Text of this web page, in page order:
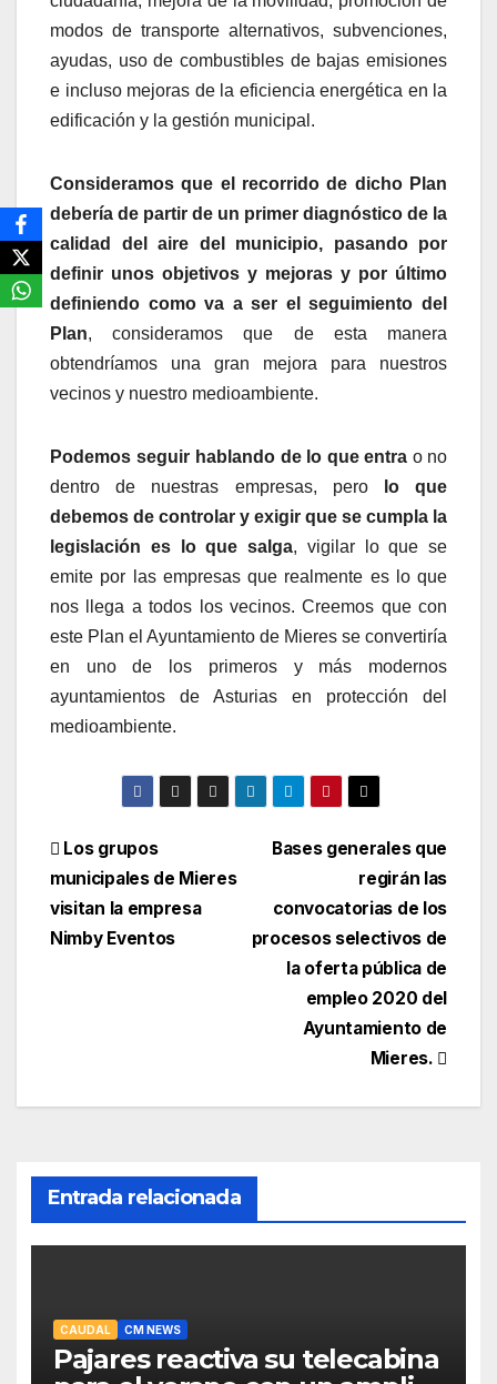
modos de transporte alternativos, subvenciones,
ayudas, uso de combustibles de bajas emisiones
e incluso mejoras de la eficiencia energética en la
edificación y la gestión municipal.
Consideramos que el recorrido de dicho Plan
debería de partir de un primer diagnóstico de la
calidad del aire del municipio, pasando por
definir unos objetivos y mejoras y por último
definiendo como va a ser el seguimiento del
Plan, consideramos que de esta manera
obtendríamos una gran mejora para nuestros
vecinos y nuestro medioambiente.
Podemos seguir hablando de lo que entra o no
dentro de nuestras empresas, pero
lo que
debemos de controlar y exigir que se cumpla la
legislación es lo que salga, vigilar lo que se
emite por las empresas que realmente es lo que
nos llega a todos los vecinos. Creemos que con
este Plan el Ayuntamiento de Mieres se convertiría
en uno de los primeros y más modernos
ayuntamientos de Asturias en protección del
medioambiente.
Navegación
de
entradas
Bases generales que
regirán las
convocatorias de los
procesos selectivos de
la oferta pública de
empleo 2020 del
Ayuntamiento de
Mieres.
Los grupos
municipales de Mieres
visitan la empresa
Nimby Eventos
Entrada relacionada
CAUDAL CM NEWS
Pajares reactiva su telecabina